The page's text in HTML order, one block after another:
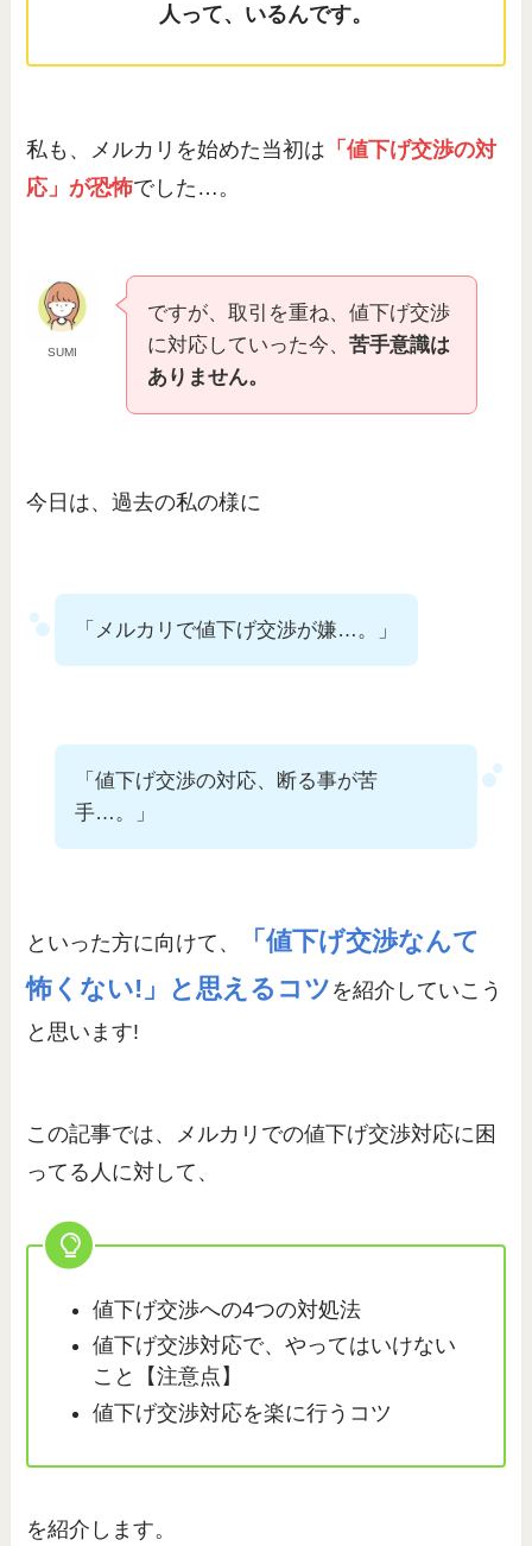
人って、いるんです。
私も、メルカリを始めた当初は 「値下げ交渉の対
応」が恐怖でした…。
SUMI
ですが、取引を重ね、値下げ交渉
に対応していった今、苦手意識は
ありません。
今日は、過去の私の様に
「メルカリで値下げ交渉が嫌…。」
「値下げ交渉の対応、断る事が苦
手…。」
といった方に向けて、
「値下げ交渉なんて
怖くない!」と思えるコツ を紹介していこう
と思います!
この記事では、メルカリでの値下げ交渉対応に困
ってる人に対して、
値下げ交渉への4つの対処法
値下げ交渉対応で、やってはいけない
こと【注意点】
値下げ交渉対応を楽に行うコツ
を紹介します。